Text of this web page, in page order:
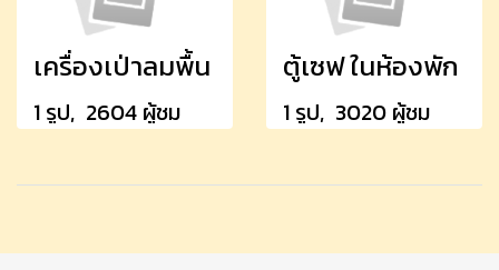
เครื่องเป่าลมพื้น
1 รูป, 2604 ผู้ชม
ตู้เซฟ ในห้องพัก
1 รูป, 3020 ผู้ชม